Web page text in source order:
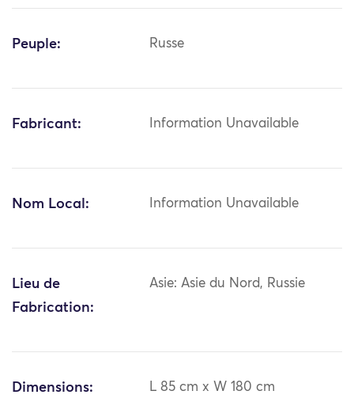
Peuple: Russe
Fabricant: Information Unavailable
Nom Local: Information Unavailable
Lieu de
Fabrication:
Asie: Asie du Nord, Russie
Dimensions: L 85 cm x W 180 cm